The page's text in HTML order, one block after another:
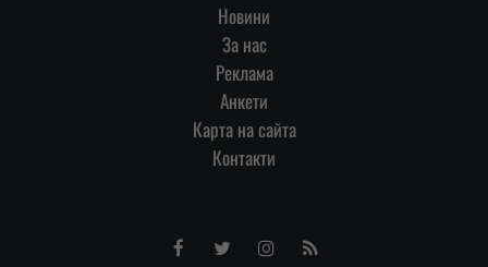
Новини
За нас
Реклама
Анкети
Карта на сайта
Контакти